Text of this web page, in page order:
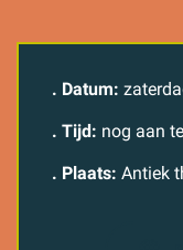
. Datum:
. Tijd: nog aan
. Plaats: Antiek